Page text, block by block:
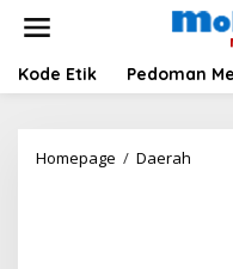
Kode Etik Pedoman
Homepage / Daerah